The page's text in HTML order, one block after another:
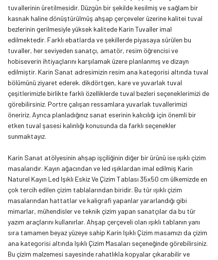
tuvallerinin üretilmesidir. Düzgün bir şekilde kesilmiş ve sağlam bir
kasnak haline dönüştürülmüş ahşap çerçeveler üzerine kalitei tuval
bezlerinin gerilmesiyle yüksek kalitede Karin Tuvaller imal
edilmektedir. Farklı ebatlarda ve şekillerde piyasaya sürülen bu
tuvaller, her seviyeden sanatçı, amatör, resim öğrencisi ve
hobiseverin ihtiyaçlarını karşılamak üzere planlanmış ve dizayn
edilmiştir. Karin Sanat adresimizin resim ana kategorisi altında tuval
bölümünü ziyaret ederek. dikdörtgen, kare ve yuvarlak tuval
çeşitlerimizle birlikte farklı özelliklerde tuval bezleri seçeneklerimizi de
görebilirsiniz. Portre çalışan ressamlara yuvarlak tuvallerimizi
öneririz. Ayrıca planladığınız sanat eserinin kalıcılığı için önemli bir
etken tuval şasesi kalınlığı konusunda da farklı seçenekler
sunmaktayız.
Karin Sanat atölyesinin ahşap işçiliğinin diğer bir ürünü ise ışıklı çizim
masalarıdır. Kayın ağacından ve led ışıklardan imal edilmiş Karin
Naturel Kayın Led Işıklı Eskiz Ve Çizim Tablası 35x50 cm ülkemizde en
çok tercih edilen çizim tablalarından biridir. Bu tür ışıklı çizim
masalarından hattatlar ve kaligrafi yapanlar yararlandığı gibi
mimarlar, mühendisler ve teknik çizim yapan sanatçılar da bu tür
yazım araçlarını kullanırlar. Ahşap çerçeveli olan ışıklı tablanın yanı
sıra tamamen beyaz yüzeye sahip Karin Işıklı Çizim masamızı da çizim
ana kategorisi altında Işıklı Çizim Masaları seçeneğinde görebilirsiniz.
Bu çizim malzemesi sayesinde rahatlıkla kopyalar çıkarabilir ve